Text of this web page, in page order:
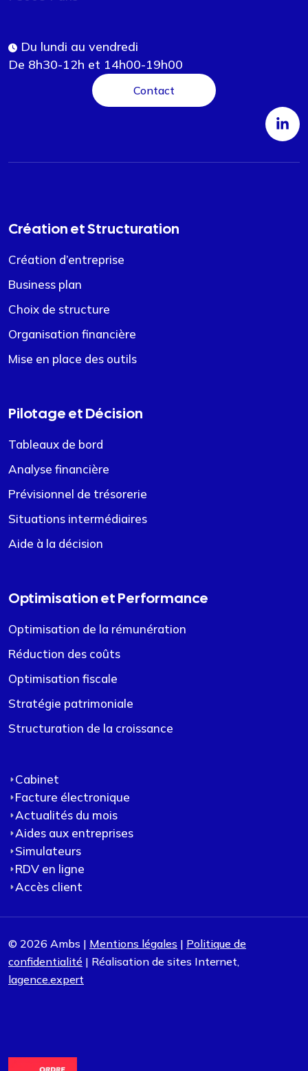
Du lundi au vendredi
De 8h30-12h et 14h00-19h00
Contact
Création et Structuration
Création d’entreprise
Business plan
Choix de structure
Organisation financière
Mise en place des outils
Pilotage et Décision
Tableaux de bord
Analyse financière
Prévisionnel de trésorerie
Situations intermédiaires
Aide à la décision
Optimisation et Performance
Optimisation de la rémunération
Réduction des coûts
Optimisation fiscale
Stratégie patrimoniale
Structuration de la croissance
Cabinet
Facture électronique
Actualités du mois
Aides aux entreprises
Simulateurs
RDV en ligne
Accès client
© 2026 Ambs | Mentions légales | Politique de
confidentialité | Réalisation de sites Internet,
lagence.expert